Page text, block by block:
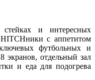
и интересных
с аппетитом
футбольных и
экранов, отдельный зал
и еда для подогрева